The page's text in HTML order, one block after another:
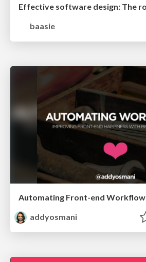
baasie
Automating Front-end Workflow
addyosmani